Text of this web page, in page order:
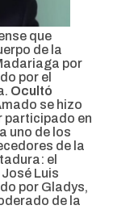
que
de la
por
por el
Ocultó
se hizo
participado en
uno de los
de la
el
Luis
por Gladys,
de la